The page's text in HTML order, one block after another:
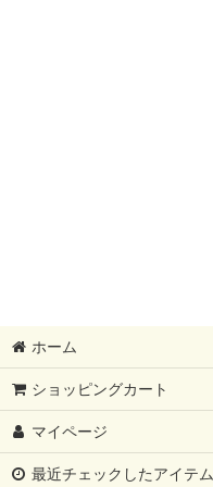
ホーム
ショッピングカート
マイページ
最近チェックしたアイテム